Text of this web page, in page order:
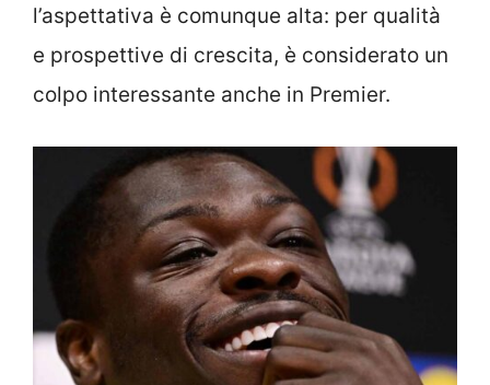
l’aspettativa è comunque alta: per qualità
e prospettive di crescita, è considerato un
colpo interessante anche in Premier.